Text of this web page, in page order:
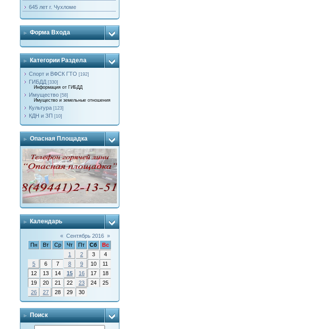
645 лет г. Чухломе
Форма Входа
Категории Раздела
Спорт и ВФСК ГТО [192]
ГИБДД [330]
Информация от ГИБДД
Имущество [58]
Имущество и земельные отношения
Культура [123]
КДН и ЗП [10]
Опасная Площадка
Календарь
« Сентябрь 2016 »
Пн
Вт Ср Чт Пт Сб
Вс
1
2 3
4
5
6 7 8 9 10
11
12
13 14 15 16 17
18
19
20 21 22 23 24
25
26
27 28 29 30
Поиск